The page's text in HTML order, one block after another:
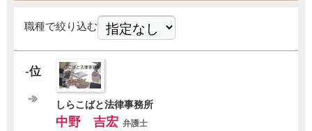
職種で絞り込む
-位
しらこばと法律事務所
中野 吉宏 弁護士